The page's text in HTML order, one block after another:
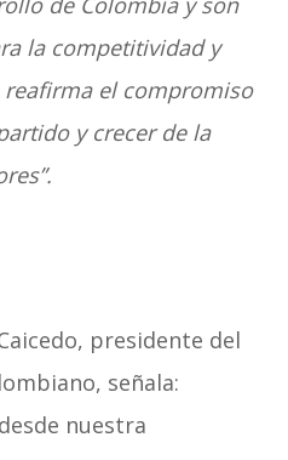
la competitividad y
el compromiso
y crecer de la
presidente del
señala:
nuestra